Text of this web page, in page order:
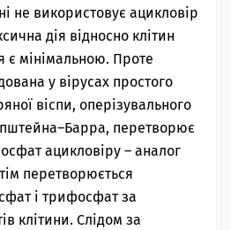
не використовує ацикловір
дія відносно клітин
є мінімальною. Проте
у вірусах простого
віспи, оперізувального
перетворює
ацикловіру – аналог
перетворюється
і трифосфат за
клітини. Слідом за